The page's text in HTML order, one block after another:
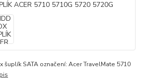
SATA označení: Acer TravelMate 5710